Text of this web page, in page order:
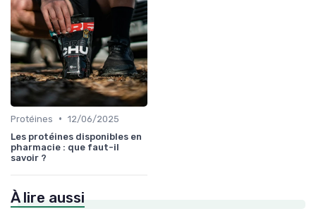
Protéines • 12/06/2025
Les protéines disponibles en
pharmacie : que faut-il
savoir ?
À lire aussi